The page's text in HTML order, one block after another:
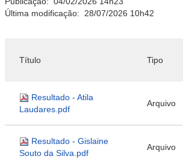
Última modificação: 28/07/2026 10h42
Título Tipo
Resultado - Atila
Laudares.pdf
Arquivo
Resultado - Gislaine
Souto da Silva.pdf
Arquivo